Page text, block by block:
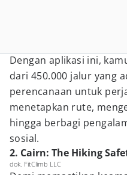
Dengan aplikasi ini,
dari 450.000 jalur yang
perencanaan untuk
menetapkan rute,
hingga berbagi
sosial.
2. Cairn: The Hiking
dok. FitClimb LLC